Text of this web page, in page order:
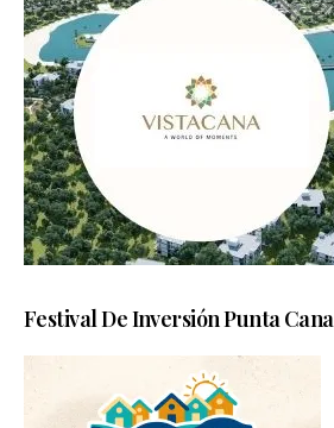
Festival De Inversión Punta Cana